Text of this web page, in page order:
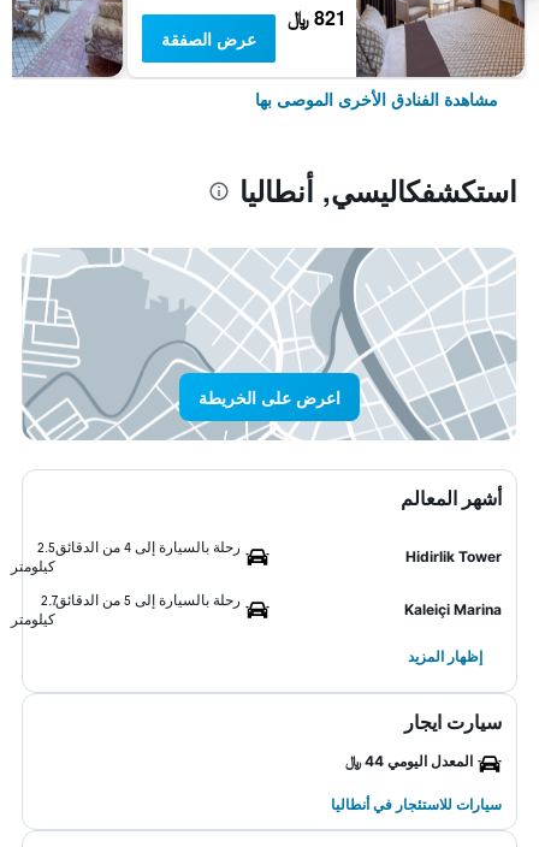
821 ﷼
عرض الصفقة
مشاهدة الفنادق الأخرى الموصى بها
استكشفكاليسي, أنطاليا
اعرض على الخريطة
أشهر المعالم
Hidirlik Tower
رحلة بالسيارة إلى 4 من الدقائق
2.5
كيلومتر
Kaleiçi Marina
رحلة بالسيارة إلى 5 من الدقائق
2.7
كيلومتر
إظهار المزيد
سيارت ايجار
المعدل اليومي 44 ﷼
سيارات للاستئجار في أنطاليا